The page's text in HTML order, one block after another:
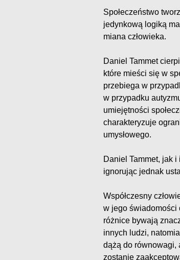
Społeczeństwo
jedynkową logiką
miana człowieka.
Daniel Tammet
które mieści się w
przebiega w
w przypadku
umiejętności
charakteryzuje
umysłowego.
Daniel Tammet, jak
ignorując jednak
Współczesny
w jego świadomości
różnice bywają
innych ludzi,
dążą do równowagi,
zostanie